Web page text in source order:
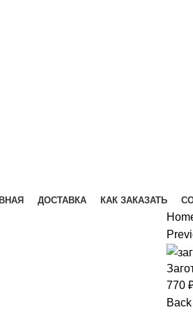
ДОСТАВКА КАК ЗАКАЗАТЬ
770